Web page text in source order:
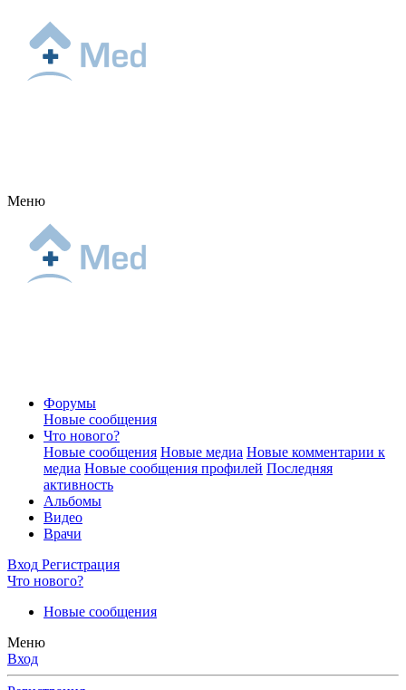
Меню
Форумы
Новые сообщения
Что нового?
Новые сообщения Новые медиа Новые комментарии к
медиа Новые сообщения профилей Последняя
активность
Альбомы
Видео
Врачи
Вход Регистрация
Что нового?
Новые сообщения
Меню
Вход